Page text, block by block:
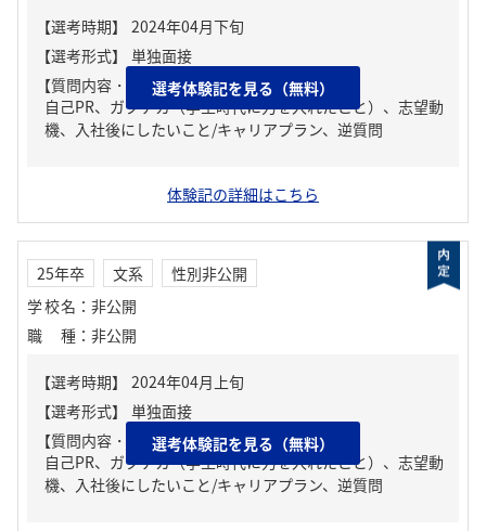
【質問内容・課題】
自己PR、ガクチカ（学生時代に力を入れたこと）、志望動
機、入社後にしたいこと/キャリアプラン、逆質問
選考体験記を見る（無料）
体験記の詳細はこちら
25年卒 文系
性別非公開
学校名 ： 非公開
職種 ： 非公開
【質問内容・課題】
自己PR、ガクチカ（学生時代に力を入れたこと）、志望動
機、入社後にしたいこと/キャリアプラン、逆質問
選考体験記を見る（無料）